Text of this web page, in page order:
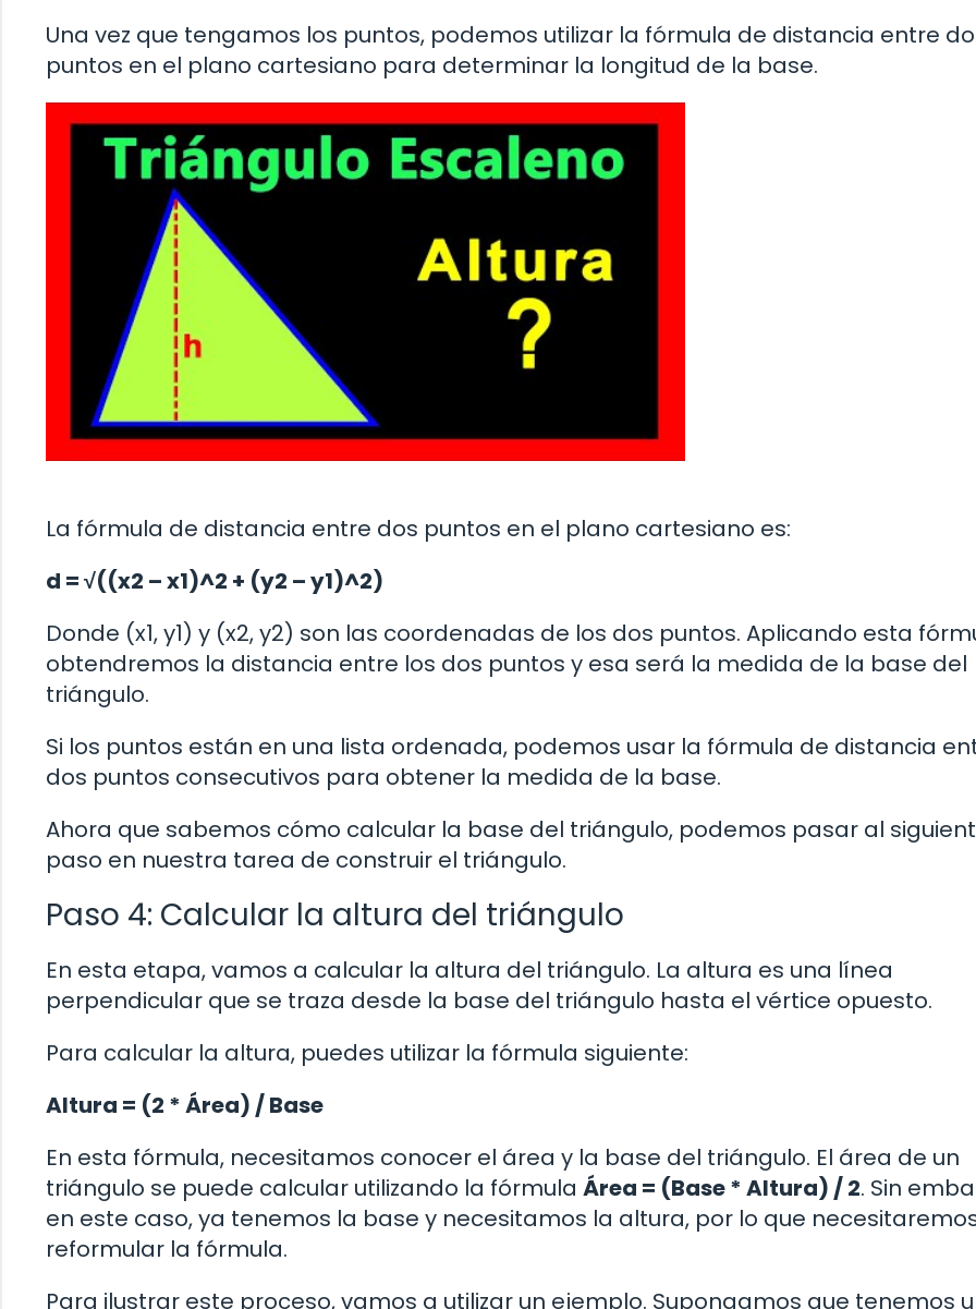
Una vez que tengamos los puntos, podemos utilizar la fórmula de distancia entre
puntos en el plano cartesiano para determinar la longitud de la base.
La fórmula de distancia entre dos puntos en el plano cartesiano es:
d = √((x2 – x1)^2 + (y2 – y1)^2)
Donde (x1, y1) y (x2, y2) son las coordenadas de los dos puntos. Aplicando esta
obtendremos la distancia entre los dos puntos y esa será la medida de la base del
triángulo.
Si los puntos están en una lista ordenada, podemos usar la fórmula de distancia
dos puntos consecutivos para obtener la medida de la base.
Ahora que sabemos cómo calcular la base del triángulo, podemos pasar al
paso en nuestra tarea de construir el triángulo.
Paso 4: Calcular la altura del triángulo
En esta etapa, vamos a calcular la altura del triángulo. La altura es una línea
perpendicular que se traza desde la base del triángulo hasta el vértice opuesto.
Para calcular la altura, puedes utilizar la fórmula siguiente:
Altura = (2 * Área) / Base
En esta fórmula, necesitamos conocer el área y la base del triángulo. El área de un
triángulo se puede calcular utilizando la fórmula Área = (Base * Altura) / 2. Sin
en este caso, ya tenemos la base y necesitamos la altura, por lo que
reformular la fórmula.
Para ilustrar este proceso, vamos a utilizar un ejemplo. Supongamos que tenemos